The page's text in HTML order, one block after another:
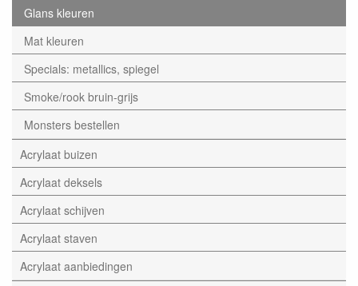
Glans kleuren
Mat kleuren
Specials: metallics, spiegel
Smoke/rook bruin-grijs
Monsters bestellen
Acrylaat buizen
Acrylaat deksels
Acrylaat schijven
Acrylaat staven
Acrylaat aanbiedingen